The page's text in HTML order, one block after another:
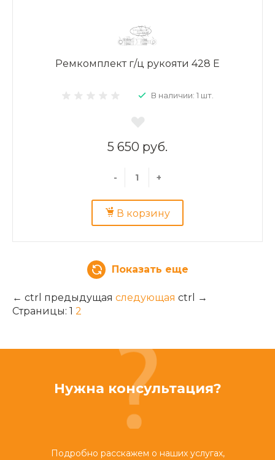
Ремкомплект г/ц рукояти 428 E
В наличии: 1 шт.
5 650 руб.
- +
В корзину
Показать еще
← ctrl предыдущая следующая ctrl
→
Страницы: 1 2
Нужна консультация?
Подробно расскажем о наших услугах,